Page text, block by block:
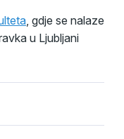
, gdje se nalaze
u Ljubljani